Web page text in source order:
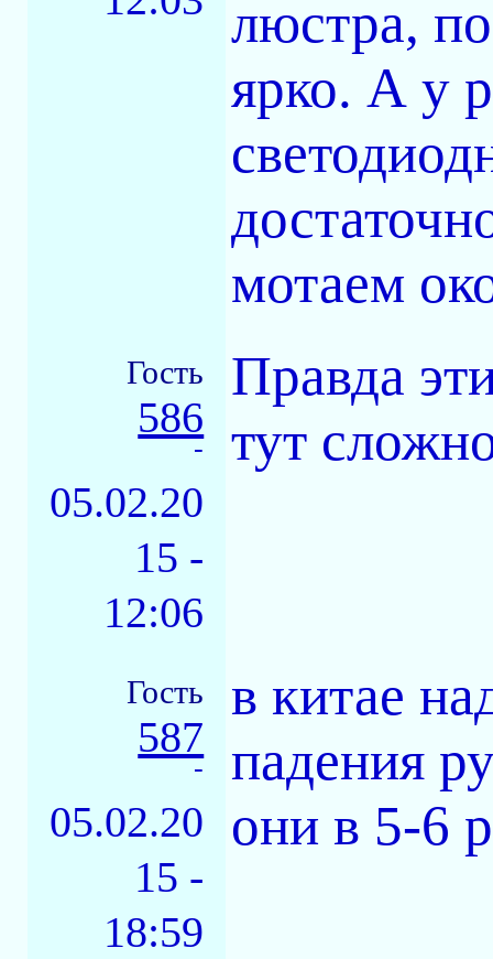
люстра,
ярко. А у
мотаем
Гость
586
-
05.02.20
15 -
12:06
Правда
тут
Гость
587
-
05.02.20
15 -
18:59
в китае
падения
они в 5-6